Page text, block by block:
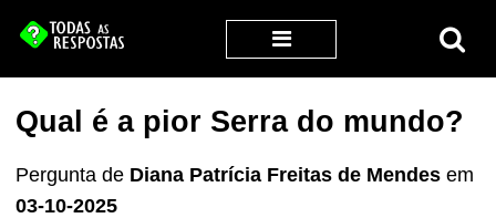
Qual é a pior Serra do mundo?
Pergunta de Diana Patrícia Freitas de Mendes em
03-10-2025